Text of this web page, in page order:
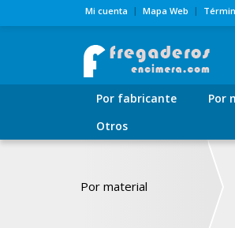
Mi cuenta Mapa Web
Por fabricante Por
Otros
Por material